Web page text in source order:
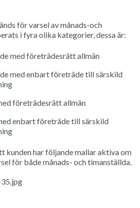
för varsel av månads-och
i fyra olika kategorier, dessa är:
med företrädesrätt allmän
med enbart företräde till särskild
företrädesrätt allmän
enbart företräde till särskild
kunden har följande mallar aktiva om
för både månads- och timanställda.